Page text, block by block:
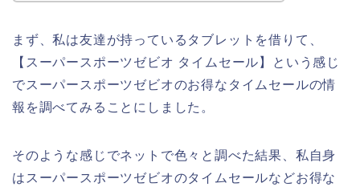
まず、私は友達が持っているタブレットを借りて、
【スーパースポーツゼビオ タイムセール】という感じ
でスーパースポーツゼビオのお得なタイムセールの情
報を調べてみることにしました。
そのような感じでネットで色々と調べた結果、私自身
はスーパースポーツゼビオのタイムセールなどお得な